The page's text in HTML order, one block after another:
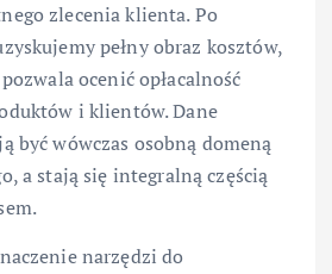
zlecenia klienta. Po
pełny obraz kosztów,
ocenić opłacalność
i klientów. Dane
być wówczas osobną domeną
a stają się integralną częścią
narzędzi do